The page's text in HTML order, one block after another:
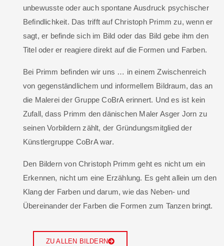
unbewusste oder auch spontane Ausdruck psychischer
Befindlichkeit. Das trifft auf Christoph Primm zu, wenn er
sagt, er befinde sich im Bild oder das Bild gebe ihm den
Titel oder er reagiere direkt auf die Formen und Farben.
Bei Primm befinden wir uns … in einem Zwischenreich
von gegenständlichem und informellem Bildraum, das an
die Malerei der Gruppe CoBrA erinnert. Und es ist kein
Zufall, dass Primm den dänischen Maler Asger Jorn zu
seinen Vorbildern zählt, der Gründungsmitglied der
Künstlergruppe CoBrA war.
Den Bildern von Christoph Primm geht es nicht um ein
Erkennen, nicht um eine Erzählung. Es geht allein um den
Klang der Farben und darum, wie das Neben- und
Übereinander der Farben die Formen zum Tanzen bringt.
ZU ALLEN BILDERN